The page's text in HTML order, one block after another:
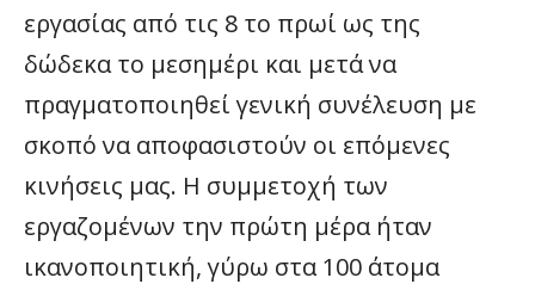
εργασίας από τις 8 το πρωί ως της
δώδεκα το μεσημέρι και μετά να
πραγματοποιηθεί γενική συνέλευση με
σκοπό να αποφασιστούν οι επόμενες
κινήσεις μας. Η συμμετοχή των
εργαζομένων την πρώτη μέρα ήταν
ικανοποιητική, γύρω στα 100 άτομα